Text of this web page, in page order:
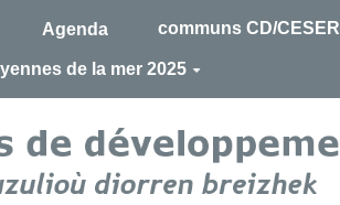
Agenda communs CD/CESER
de la mer 2025